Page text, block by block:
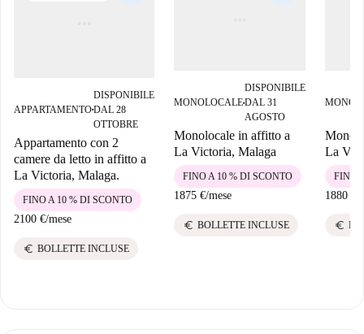
APPARTAMENTO■
DISPONIBILE
DAL 28
OTTOBRE
Appartamento con 2
camere da letto in affitto a
La Victoria, Malaga.
2100 €/mese
FINO A 10 % DI SCONTO
euro BOLLETTE INCLUSE
MONOLOCALE■
DISPONIBILE
DAL 31
AGOSTO
Monolocale in affitto a
La Victoria, Malaga
1875 €/mese
FINO A 10 % DI SCONTO
euro BOLLETTE INCLUSE
La
1880 €
FINO
euro